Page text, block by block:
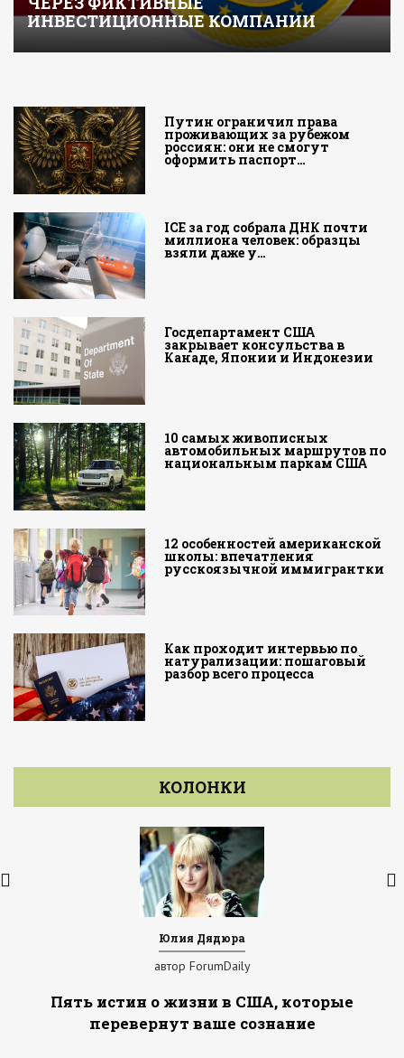
ИНВЕСТИЦИОННЫЕ КОМПАНИИ
Путин ограничил права
проживающих за рубежом
россиян: они не смогут
оформить паспорт…
ICE за год собрала ДНК почти
миллиона человек: образцы
взяли даже у…
Госдепартамент США
закрывает консульства в
Канаде, Японии и Индонезии
10 самых живописных
автомобильных маршрутов по
национальным паркам США
12 особенностей американской
школы: впечатления
русскоязычной иммигрантки
Как проходит интервью по
натурализации: пошаговый
разбор всего процесса
КОЛОНКИ
Юлия Дядюра
автор ForumDaily
Пять истин о жизни в США, которые
перевернут ваше сознание